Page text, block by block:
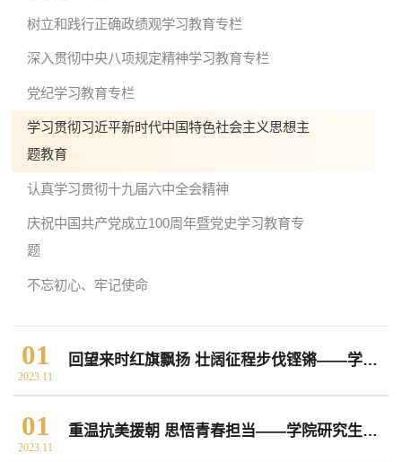
院长致词 学院简介 现任领导
院党委 院行政 院工会 教授委员会
本科教育 研究生教育
科研概况
学生活动
树立和践行正确政绩观学习教育专栏
深入贯彻中央八项规定精神学习教育专栏
党纪学习教育专栏
学习贯彻习近平新时代中国特色社会主义思想主
题教育
认真学习贯彻十九届六中全会精神
庆祝中国共产党成立100周年暨党史学习教育专
题
不忘初心、牢记使命
01
2023.11
回望来时红旗飘扬 壮阔征程步伐铿锵——学院2020级本科党支部学生暑期社会实践成果展
01
2023.11
重温抗美援朝 思悟青春担当——学院研究生土木与建筑党支部联合开展主题观影活动